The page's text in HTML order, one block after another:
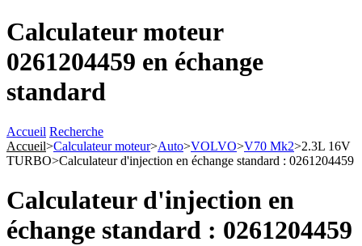
Calculateur moteur
0261204459 en échange
standard
Accueil Recherche
Accueil>Calculateur moteur>Auto>VOLVO>V70 Mk2>2.3L 16V
TURBO>Calculateur d'injection en échange standard : 0261204459
Calculateur d'injection en
échange standard : 0261204459